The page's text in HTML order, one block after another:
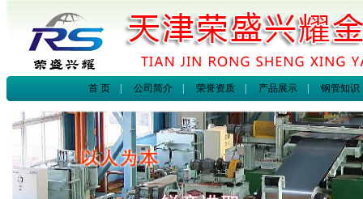
首 页 |公司简介 |荣誉资质 产品展示 |钢管知识